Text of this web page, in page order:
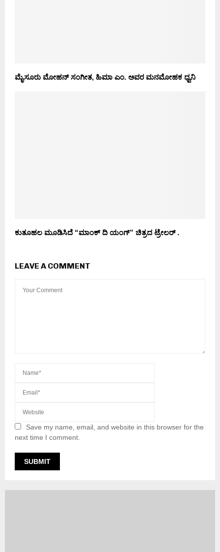
ಮೈಸೂರು ಮೋಹನ್ ಸಂಗೀತ, ಹಿಮಾ ಎಂ. ಅವರ ಮನಮೋಹಕ ಧ್ವನಿ
ಕುತೂಹಲ ಮೂಡಿಸಿದೆ “ಮಾಂಕ್ ದಿ ಯಂಗ್” ಚಿತ್ರದ ಟ್ರೇಲರ್ .
LEAVE A COMMENT
Save my name, email, and website in this browser for the
next time I comment.